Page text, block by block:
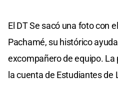
El DT Se sacó una foto con
Pachamé, su histórico
excompañero de equipo.
la cuenta de Estudiantes de